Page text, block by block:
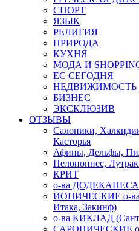
СПОРТ
ЯЗЫК
РЕЛИГИЯ
ПРИРОДА
КУХНЯ
МОДА И
ЕС СЕГОДНЯ
НЕДВИЖИМОСТЬ
БИЗНЕС
ЭКСКЛЮЗИВ
ОТЗЫВЫ
Салоники,
Касторья
Афины, Дельфы,
Пелопоннес,
КРИТ
о-ва ДОДЕКАНЕСА
ИОНИЧЕСКИЕ о-ва
Итака, Закинф)
о-ва КИКЛАД
САРОНИЧЕСКИЕ о-